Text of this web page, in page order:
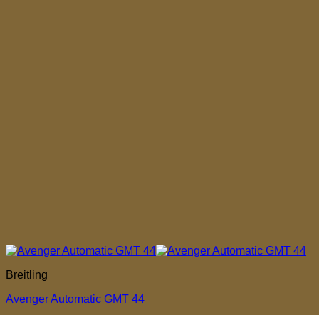
Breitling
Avenger Automatic GMT 44